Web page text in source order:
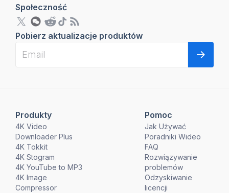
Produkty
4K Video
Downloader Plus
4K Tokkit
4K Stogram
4K YouTube to MP3
4K Image
Compressor
Pomoc
Jak Używać
Poradniki Wideo
FAQ
Rozwiązywanie
problemów
Odzyskiwanie
licencji
Społeczność
Pobierz aktualizacje produktów